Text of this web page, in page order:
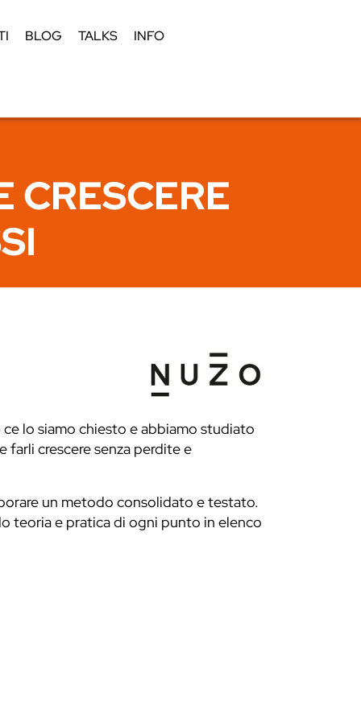
BLOG TALKS INFO
CRESCERE
lo siamo chiesto e abbiamo studiato
farli crescere senza perdite e
un metodo consolidato e testato.
teoria e pratica di ogni punto in elenco